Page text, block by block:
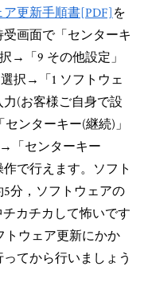
ア更新手順書[PDF]を
画面で「センターキ
→「9 その他設定」
択→「1 ソフトウェ
(お客様ご自身で設
ンターキー(継続)」
「センターキー
で行えます。ソフト
分，ソフトウェアの
カチカして怖いです
トウェア更新にかか
てから行いましょう